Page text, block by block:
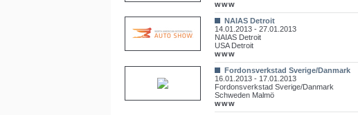
www
NAIAS Detroit
14.01.2013 - 27.01.2013
NAIAS Detroit
USA Detroit
www
Fordonsverkstad Sverige/Danmark
16.01.2013 - 17.01.2013
Fordonsverkstad Sverige/Danmark
Schweden Malmö
www